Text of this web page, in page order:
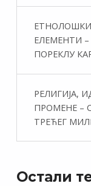
ЕЛЕМЕНТИ
ПОРЕКЛУ
РЕЛИГИЈА,
ПРОМЕНЕ –
ТРЕЋЕГ
Остали